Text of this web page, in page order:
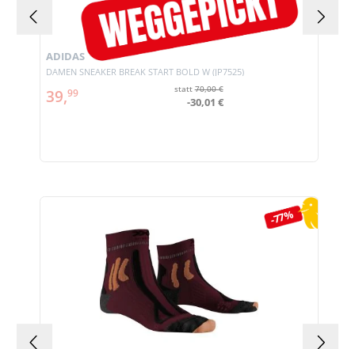
DAMEN SNEAKER BREAK START BOLD W (JP7525)
ADIDAS
39,99 statt70,00 €
-30,01 €
-77%